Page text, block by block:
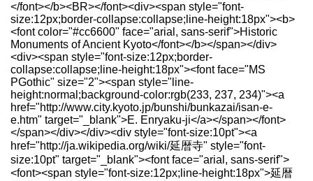
</font></b><BR></font><div><span style="font-
size:12px;border-collapse:collapse;line-height:18px"><b>
<font color="#cc6600" face="arial, sans-serif">Historic
Monuments of Ancient Kyoto</font></b></span></div>
<div><span style="font-size:12px;border-
collapse:collapse;line-height:18px"><font face="MS
PGothic" size="2"><span style="line-
height:normal;background-color:rgb(233, 237, 234)"><a
href="http://www.city.kyoto.jp/bunshi/bunkazai/isan-e-
e.htm" target="_blank">E. Enryaku-ji</a></span></font>
</span></div></div><div style="font-size:10pt"><a
href="http://ja.wikipedia.org/wiki/延暦寺" style="font-
size:10pt" target="_blank"><font face="arial, sans-serif">
<font><span style="font-size:12px;line-height:18px">延暦